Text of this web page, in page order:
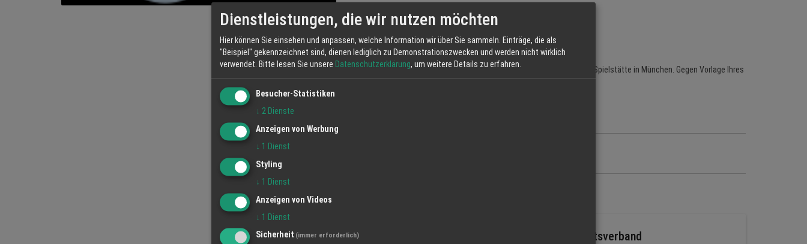
Die Angebote finden eingeloggte Mitglieder
THEATER
Unser aktueller Partner im Kulturbereich ist das Deutsche Theater mit Spielstätte in München. Gegen Vorlage Ihres
BDS Gewerbeverband Bayern e.V. Ortsverband
Dienstleistungen, die wir nutzen möchten
Hier können Sie einsehen und anpassen, welche Information wir über Sie sammeln. Einträge, die als
"Beispiel" gekennzeichnet sind, dienen lediglich zu Demonstrationszwecken und werden nicht wirklich
verwendet. Bitte lesen Sie unsere Datenschutzerklärung, um weitere Details zu erfahren.
Besucher-Statistiken
↓ 2 Dienste
Anzeigen von Werbung
↓ 1 Dienst
Styling
↓ 1 Dienst
Anzeigen von Videos
↓ 1 Dienst
Sicherheit (immer erforderlich)